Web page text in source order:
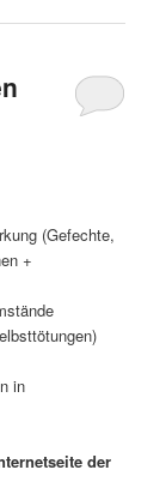
(Gefechte,
+
in
der